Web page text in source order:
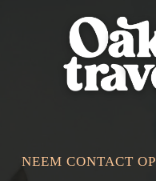
NEEM CONTACT OP